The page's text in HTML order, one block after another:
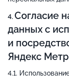
Согласие
данных с
и
Яндекс